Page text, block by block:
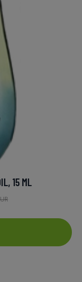
15 ML